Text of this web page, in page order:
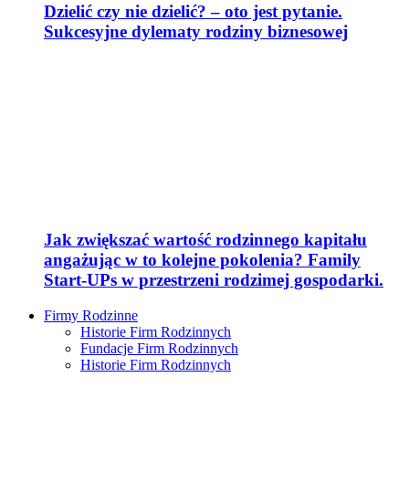
Dzielić czy nie dzielić? – oto jest pytanie.
Sukcesyjne dylematy rodziny biznesowej
Jak zwiększać wartość rodzinnego kapitału
angażując w to kolejne pokolenia? Family
Start-UPs w przestrzeni rodzimej gospodarki.
Firmy Rodzinne
Historie Firm Rodzinnych
Fundacje Firm Rodzinnych
Historie Firm Rodzinnych